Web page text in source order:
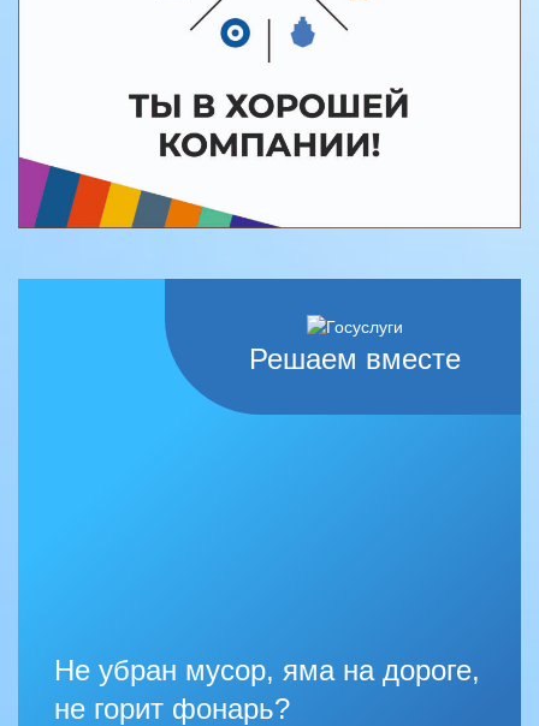
Решаем вместе
Не убран мусор, яма на дороге,
не горит фонарь?